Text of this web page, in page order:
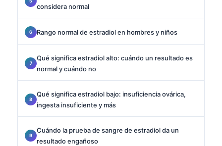
considera normal
Rango normal de estradiol en hombres y niños
Qué significa estradiol alto: cuándo un resultado es
normal y cuándo no
Qué significa estradiol bajo: insuficiencia ovárica,
ingesta insuficiente y más
Cuándo la prueba de sangre de estradiol da un
resultado engañoso